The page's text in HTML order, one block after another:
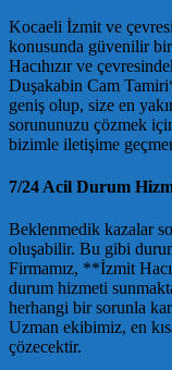
Kocaeli İzmit ve
konusunda güvenilir
Hacıhızır ve
Duşakabin Cam
geniş olup, size en
sorununuzu çözmek
bizimle iletişime
7/24 Acil Durum
Beklenmedik kazalar
oluşabilir. Bu gibi
Firmamız, **İzmit
durum hizmeti
herhangi bir sorunla
Uzman ekibimiz, en
çözecektir.